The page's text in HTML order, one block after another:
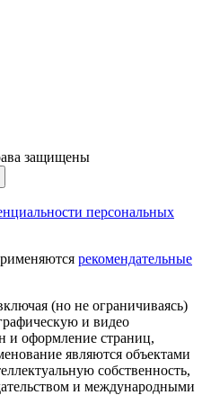
защищены
персональных
рекомендательные
(но не ограничиваясь)
и видео
и оформление страниц,
являются объектами
собственность,
и международными